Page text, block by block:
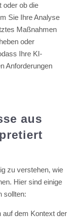
oder ob die
Sie Ihre Analyse
Maßnahmen
oder
Ihre KI-
Anforderungen
aus
zu verstehen, wie
Hier sind einige
sollten:
auf dem Kontext der